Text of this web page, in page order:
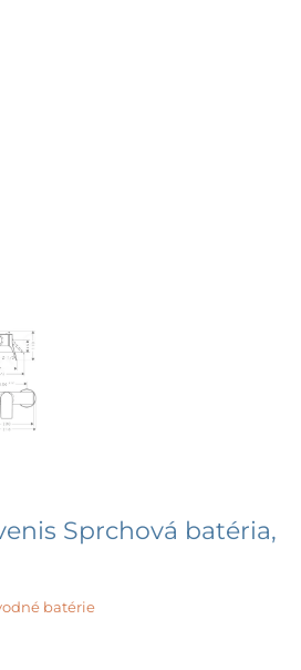
Sprchová batéria,
batérie